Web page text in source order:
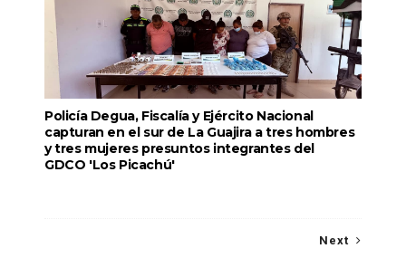
Policía Degua, Fiscalía y Ejército Nacional
capturan en el sur de La Guajira a tres hombres
y tres mujeres presuntos integrantes del
GDCO 'Los Picachú'
Next